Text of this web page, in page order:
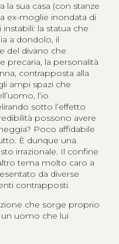
sua casa (con stanze
ex-moglie inondata di
la statua che
a dondolo, il
del divano che
precaria, la personalità
contrapposta alla
ampi spazi che
l’io
sotto l’effetto
possono avere
Poco affidabile
È dunque una
irrazionale. Il confine
tema molto caro a
da diverse
contrapposti.
che sorge proprio
un uomo che lui